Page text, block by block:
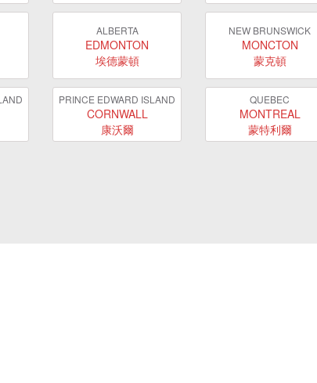
ALBERTA
EDMONTON
埃德蒙頓
NEW BRUNSWICK
MONCTON
蒙克頓
PRINCE EDWARD ISLAND
CORNWALL
康沃爾
QUEBEC
MONTREAL
蒙特利爾